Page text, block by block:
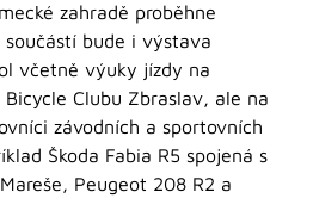
zahradě proběhne
bude i výstava
včetně výuky jízdy na
Clubu Zbraslav, ale na
závodních a sportovních
Škoda Fabia R5 spojená s
Peugeot 208 R2 a